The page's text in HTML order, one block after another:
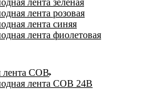
лента зеленая
лента розовая
лента синяя
лента фиолетовая
лента COB
лента COB 24В